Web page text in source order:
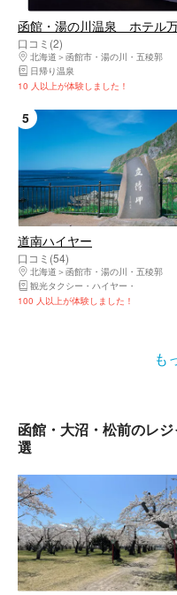
函館・湯の川温泉 ホテル
口コミ(2)
北海道
函館市・湯の川・五稜郭
日帰り温泉
10 人以上が体験しました！
5
道南ハイヤー
口コミ(54)
北海道
函館市・湯の川・五稜郭
観光タクシー・ハイヤー
リムジ
100 人以上が体験しました！
も
函館・大沼・松前のレ
選